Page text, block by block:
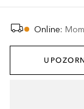
Online: